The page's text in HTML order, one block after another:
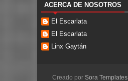
ACERCA DE NOSOTROS
El Escarlata
El Escarlata
Linx Gaytán
Creado por Sora Templates